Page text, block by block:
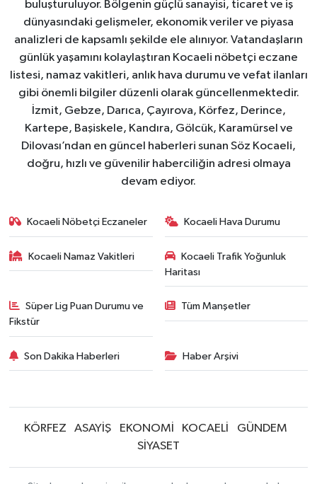
buluşturuluyor. Bölgenin güçlü sanayisi, ticaret ve iş
dünyasındaki gelişmeler, ekonomik veriler ve piyasa
analizleri de kapsamlı şekilde ele alınıyor. Vatandaşların
günlük yaşamını kolaylaştıran Kocaeli nöbetçi eczane
listesi, namaz vakitleri, anlık hava durumu ve vefat ilanları
gibi önemli bilgiler düzenli olarak güncellenmektedir.
İzmit, Gebze, Darıca, Çayırova, Körfez, Derince,
Kartepe, Başiskele, Kandıra, Gölcük, Karamürsel ve
Dilovası’ndan en güncel haberleri sunan Söz Kocaeli,
doğru, hızlı ve güvenilir haberciliğin adresi olmaya
devam ediyor.
Kocaeli Nöbetçi Eczaneler Kocaeli Hava Durumu
Kocaeli Namaz Vakitleri
Kocaeli Trafik Yoğunluk
Haritası
Süper Lig Puan Durumu ve
Fikstür
Tüm Manşetler
Son Dakika Haberleri Haber Arşivi
KÖRFEZ ASAYİŞ EKONOMİ KOCAELİ
GÜNDEM
SİYASET